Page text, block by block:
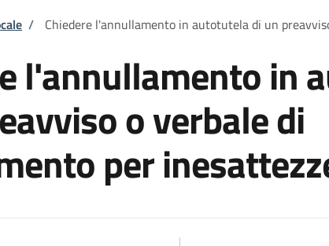
pane
/ Chiedere l'annullamento in autotutela di un
l'annullamento in
o verbale di
per